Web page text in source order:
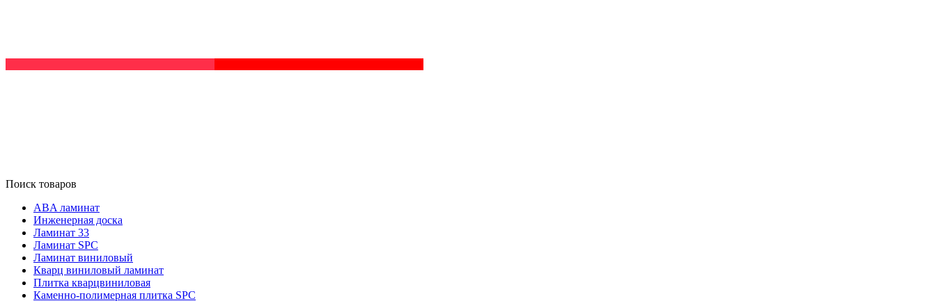
Поиск товаров
ABA ламинат
Инженерная доска
Ламинат 33
Ламинат SPC
Ламинат виниловый
Кварц виниловый ламинат
Плитка кварцвиниловая
Каменно-полимерная плитка SPC